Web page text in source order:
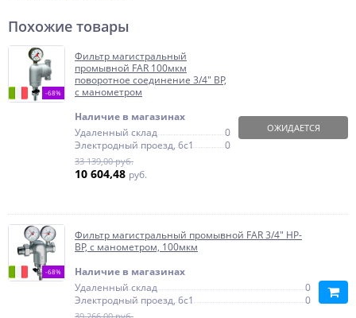
Похожие товары
-68%
Фильтр магистральный
промывной FAR 100мкм
поворотное соединение 3/4" ВР,
с манометром
Наличие в магазинах
Удаленный склад
0
Электродный проезд, 6с1
0
33 139,00 руб.
10 604,48 руб.
ОЖИДАЕТСЯ
-68%
Фильтр магистральный промывной FAR 3/4" НР-
ВР, с манометром, 100мкм
Наличие в магазинах
Удаленный склад
0
Электродный проезд, 6с1
0